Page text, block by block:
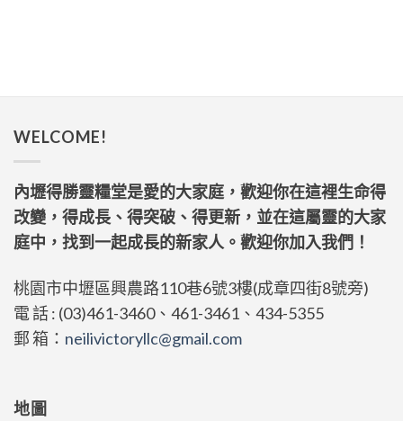
WELCOME!
內壢得勝靈糧堂是愛的大家庭，歡迎你在這裡生命得
改變，得成長、得突破、得更新，並在這屬靈的大家
庭中，找到一起成長的新家人。歡迎你加入我們！
桃園市中壢區興農路110巷6號3樓(成章四街8號旁)
電 話 : (03)461-3460、461-3461、434-5355
郵 箱： neilivictoryllc@gmail.com
地圖